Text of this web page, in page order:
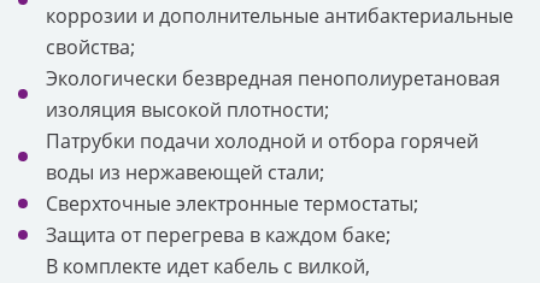
коррозии и дополнительные антибактериальные
свойства;
Экологически безвредная пенополиуретановая
изоляция высокой плотности;
Патрубки подачи холодной и отбора горячей
воды из нержавеющей стали;
Сверхточные электронные термостаты;
Защита от перегрева в каждом баке;
В комплекте идет кабель с вилкой,